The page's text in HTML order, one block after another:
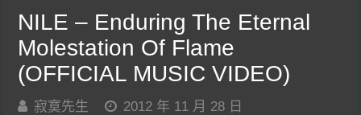
NILE – Enduring The Eternal
Molestation Of Flame
(OFFICIAL MUSIC VIDEO)
寂寞先生
2012 年 11 月 28 日